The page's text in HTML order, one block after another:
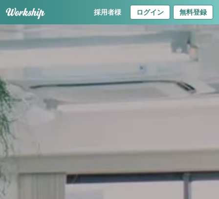
採用者様 ログイン 無料登録